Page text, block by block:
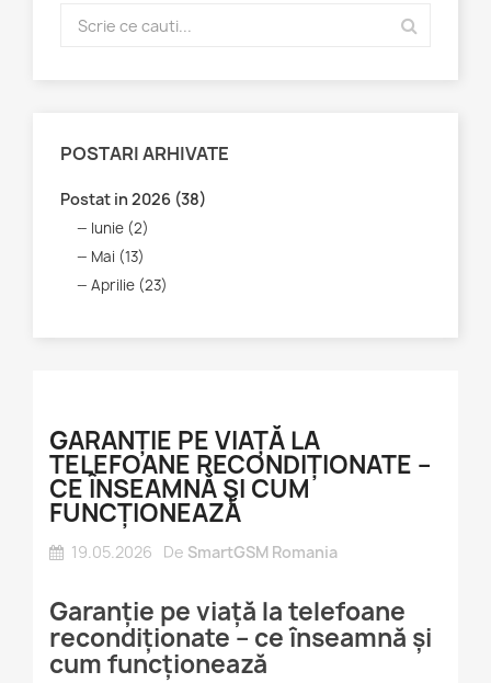
POSTARI ARHIVATE
Postat in 2026 (38)
Iunie (2)
Mai (13)
Aprilie (23)
GARANȚIE PE VIAȚĂ LA
TELEFOANE RECONDIȚIONATE –
CE ÎNSEAMNĂ ȘI CUM
FUNCȚIONEAZĂ
19.05.2026 De SmartGSM Romania
Garanție pe viață la telefoane
recondiționate – ce înseamnă și
cum funcționează